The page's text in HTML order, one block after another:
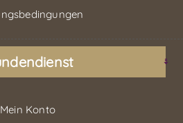
Mein Konto